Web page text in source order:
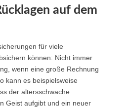
auf dem
für viele
können: Nicht immer
wenn eine große Rechnung
kann es beispielsweise
der altersschwache
Geist aufgibt und ein neuer